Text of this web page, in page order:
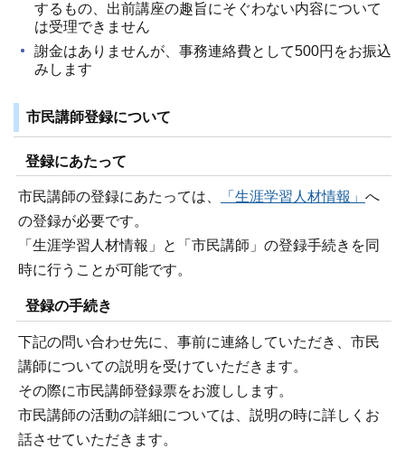
するもの、出前講座の趣旨にそぐわない内容について
は受理できません
謝金はありませんが、事務連絡費として500円をお振込
みします
市民講師登録について
登録にあたって
市民講師の登録にあたっては、 「生涯学習人材情報」 へ
の登録が必要です。
「生涯学習人材情報」と「市民講師」の登録手続きを同
時に行うことが可能です。
登録の手続き
下記の問い合わせ先に、事前に連絡していただき、市民
講師についての説明を受けていただきます。
その際に市民講師登録票をお渡しします。
市民講師の活動の詳細については、説明の時に詳しくお
話させていただきます。